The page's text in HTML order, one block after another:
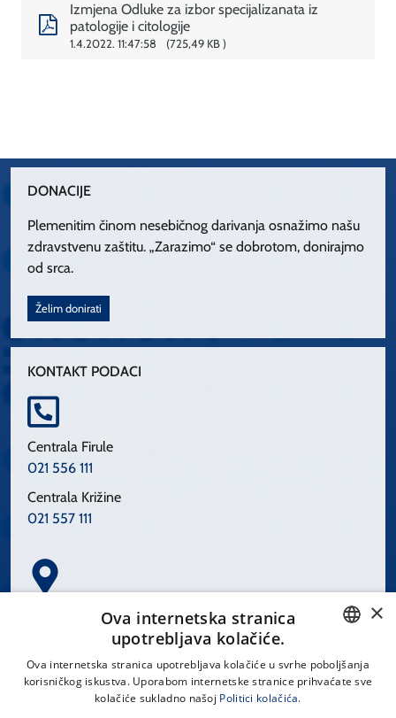
Izmjena Odluke za izbor specijalizanata iz
patologije i citologije
1.4.2022. 11:47:58 725,49 KB
DONACIJE
Plemenitim činom nesebičnog darivanja osnažimo našu
zdravstvenu zaštitu. „Zarazimo“ se dobrotom, donirajmo
od srca.
Želim donirati
KONTAKT PODACI
Centrala Firule
021 556 111
Centrala Križine
021 557 111
Spinčićeva 1, 21000 Split
CROATIAN
×
Ova internetska stranica
upotrebljava kolačiće.
Ova internetska stranica upotrebljava kolačiće u svrhe poboljšanja
korisničkog iskustva. Uporabom internetske stranice prihvaćate sve
kolačiće sukladno našoj Politici kolačića.